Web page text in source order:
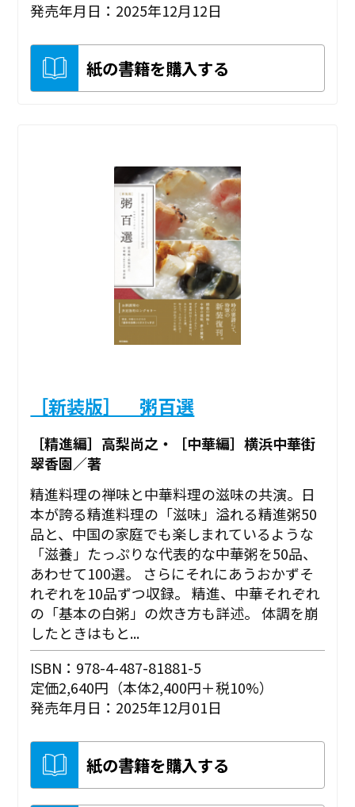
発売年月日：2025年12月12日
紙の書籍を購入する
［新装版］ 粥百選
［精進編］高梨尚之・［中華編］横浜中華街
翠香園／著
精進料理の禅味と中華料理の滋味の共演。日
本が誇る精進料理の「滋味」溢れる精進粥50
品と、中国の家庭でも楽しまれているような
「滋養」たっぷりな代表的な中華粥を50品、
あわせて100選。 さらにそれにあうおかずそ
れぞれを10品ずつ収録。 精進、中華それぞれ
の「基本の白粥」の炊き方も詳述。 体調を崩
したときはもと...
ISBN：978-4-487-81881-5
定価2,640円（本体2,400円＋税10%）
発売年月日：2025年12月01日
紙の書籍を購入する